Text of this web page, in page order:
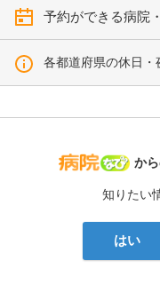
予約ができる病院
各都道府県の休日・
病院
か
知りたい
はい